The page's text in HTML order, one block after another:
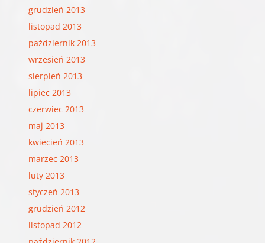
grudzień 2013
listopad 2013
październik 2013
wrzesień 2013
sierpień 2013
lipiec 2013
czerwiec 2013
maj 2013
kwiecień 2013
marzec 2013
luty 2013
styczeń 2013
grudzień 2012
listopad 2012